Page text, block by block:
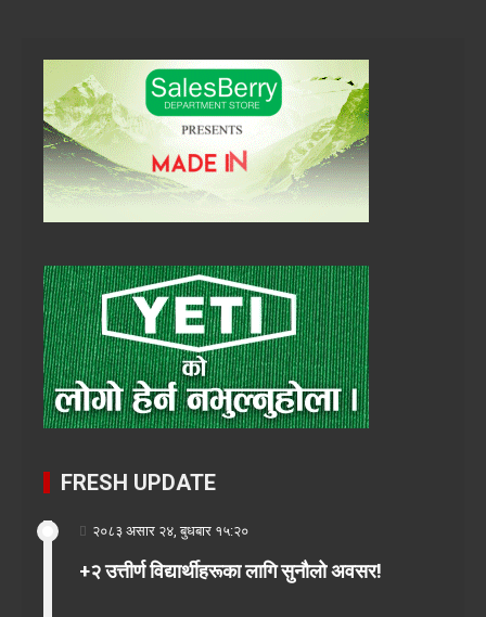
FRESH UPDATE
२०८३ असार २४, बुधबार १५:२०
+२ उत्तीर्ण विद्यार्थीहरूका लागि सुनौलो अवसर!